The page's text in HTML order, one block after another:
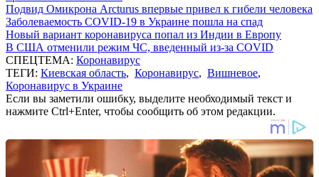
Подвид Омикрона Arcturus впервые привел к гибели человека
Заболеваемость COVID-19 в Украине пошла на спад
Новый вариант коронавируса попал из Индии в Европу
В США отменили режим ЧС, введенный из-за COVID
СПЕЦТЕМА: Коронавирус
ТЕГИ: Киевская область, Коронавирус, Вишневое,
Коронавирус в Украине
Если вы заметили ошибку, выделите необходимый текст и
нажмите Ctrl+Enter, чтобы сообщить об этом редакции.